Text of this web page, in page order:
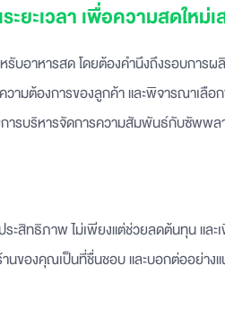
ยะเวลา เพื่อความสดใหม่
รับอาหารสด โดยต้องคำนึงถึงรอบการ
ามต้องการของลูกค้า และพิจารณาเลื
ารบริหารจัดการความสัมพันธ์กับซัพพล
สิทธิภาพ ไม่เพียงแต่ช่วยลดต้นทุน และ
นของคุณเป็นที่ชื่นชอบ และบอกต่ออย่าง